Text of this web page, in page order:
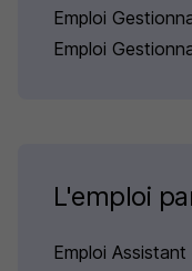
Emploi
Emploi
L'emploi
Emploi